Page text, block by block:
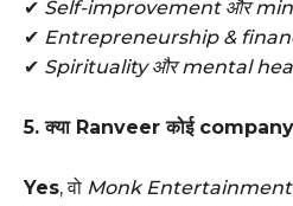
✔ Self-improvement और
✔ Entrepreneurship &
✔ Spirituality और mental
5. क्या Ranveer कोई
Yes, वो Monk Entertainment